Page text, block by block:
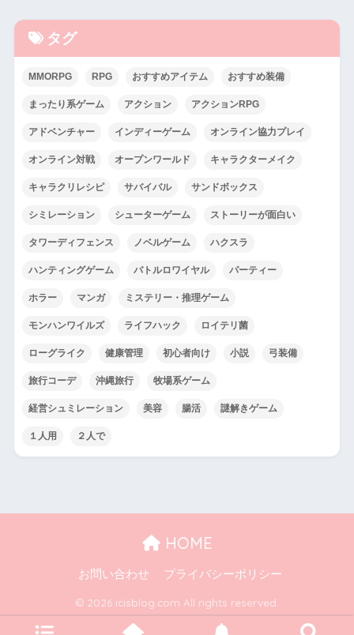
タグ
MMORPG RPG おすすめアイテム おすすめ装備
まったり系ゲーム アクション アクションRPG
アドベンチャー インディーゲーム オンライン協力プレイ
オンライン対戦 オープンワールド キャラクターメイク
キャラクリレシピ サバイバル サンドボックス
シミレーション シューターゲーム ストーリーが面白い
タワーディフェンス ノベルゲーム ハクスラ
ハンティングゲーム バトルロワイヤル パーティー
ホラー マンガ ミステリー・推理ゲーム
モンハンワイルズ ライフハック ロイテリ菌
ローグライク 健康管理 初心者向け 小説 弓装備
旅行コーデ 沖縄旅行 牧場系ゲーム
経営シュミレーション 美容 腸活 謎解きゲーム
１人用 ２人で
HOME
お問い合わせ プライバシーポリシー
© 2026 icisblog.com All rights reserved.